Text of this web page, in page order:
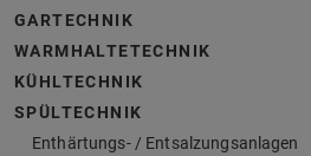
GARTECHNIK
WARMHALTETECHNIK
KÜHLTECHNIK
SPÜLTECHNIK
Enthärtungs- / Entsalzungsanlagen